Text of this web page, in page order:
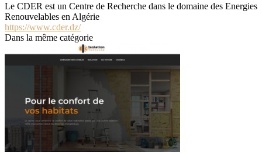
Le CDER est un Centre de Recherche dans le domaine des Energies
Renouvelables en Algérie
https://www.cder.dz/
Dans la même catégorie